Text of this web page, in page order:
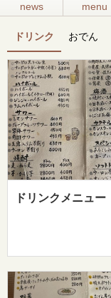
news menu
ドリンク おでん
ドリンクメニュー